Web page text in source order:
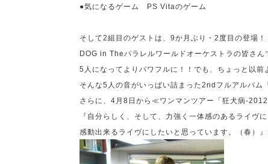
●気になるゲーム
PS Vitaのゲーム
そして2組目のゲストは、 9か月ぶり・ 2 度目の登場！
DOG in Theパラレルワールドオーケストラの皆さん
5 人になってよりパワフルに！！でも、ち
そんな5 人の音がいっぱい詰まった2nd フルアルバム
さらに、 4 月 8 日から≪ワンマンツアー「狂犬病-
『自分らしく、そして、力強く一体感のあるライヴに
感動出来るライヴにしたいと思っています。（春）